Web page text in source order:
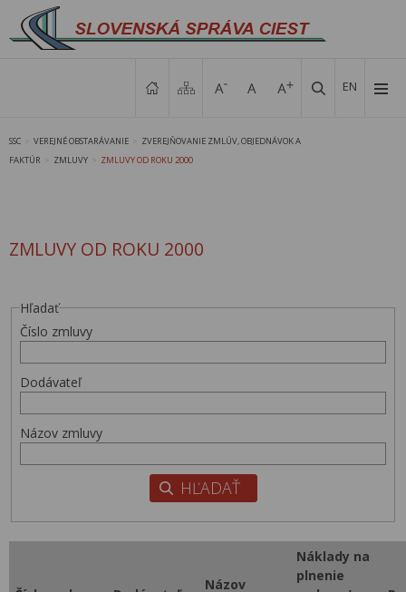
EN
SSC VEREJNÉ OBSTARÁVANIE
ZVEREJŇOVANIE ZMLÚV, OBJEDNÁVOK A
FAKTÚR
ZMLUVY ZMLUVY OD ROKU 2000
ZMLUVY OD ROKU 2000
Hľadať
Číslo zmluvy
Dodávateľ
Názov zmluvy
Názov
Náklady na
plnenie